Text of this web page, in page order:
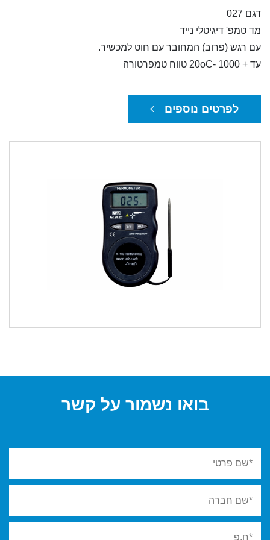
דגם 027
מד טמפ' דיגיטלי נייד
עם רגש (פרוב) המחובר עם חוט למכשיר.
עד + 1000 -20oC טווח טמפרטורה
לפרטים נוספים
בואו נשמור על קשר